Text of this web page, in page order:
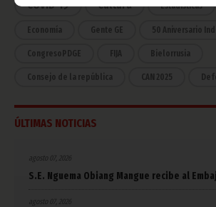
COVID-19 Cultura Estadísticas
Economía Gente GE 50 Aniversario
CongresoPDGE FIJA Bielorrusia
Consejo de la república CAN 2025
ÚLTIMAS NOTICIAS
agosto 07, 2026
S.E. Nguema Obiang Mangue recibe al
agosto 07, 2026